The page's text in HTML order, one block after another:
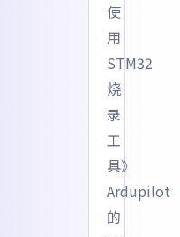
使
用
STM32
烧
录
工
具》
Ardupilot
的